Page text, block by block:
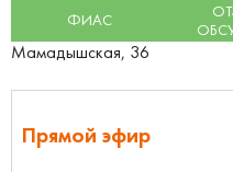
ФИАС
Мамадышская, 36
Прямой эфир